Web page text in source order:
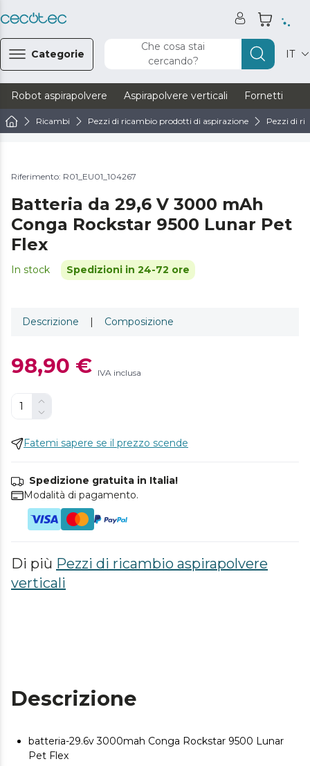
Categorie
Che cosa stai
cercando?
IT
Robot aspirapolvere Aspirapolvere verticali Fornetti
Ricambi Pezzi di ricambio prodotti di aspirazione Pezzi di
Riferimento: R01_EU01_104267
Batteria da 29,6 V 3000 mAh
Conga Rockstar 9500 Lunar Pet
Flex
In stock Spedizioni in 24-72 ore
Descrizione | Composizione
98,90 € IVA inclusa
Fatemi sapere se il prezzo scende
Spedizione gratuita in Italia!
Modalità di pagamento.
Di più Pezzi di ricambio aspirapolvere
verticali
Descrizione
batteria-29.6v 3000mah Conga Rockstar 9500 Lunar
Pet Flex